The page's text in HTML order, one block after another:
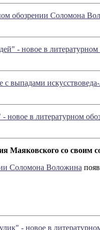
обозрении Соломона
- новое в
с выпадами
в литературном
Маяковского со своим
Соломона Воложина
- новое в